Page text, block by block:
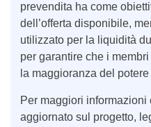
prevendita ha come
dell’offerta disponibile,
utilizzato per la liquidità
per garantire che i
la maggioranza del
Per maggiori informazioni
aggiornato sul progetto,